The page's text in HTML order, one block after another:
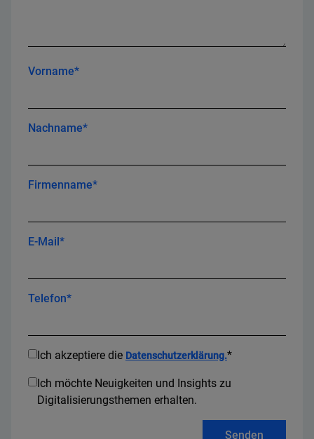
Vorname*
Nachname*
Firmenname*
E-Mail*
Telefon*
Ich akzeptiere die Datenschutzerklärung.*
Ich möchte Neuigkeiten und Insights zu
Digitalisierungsthemen erhalten.
Senden